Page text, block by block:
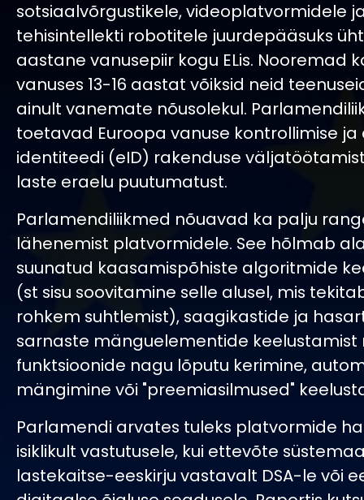
sotsiaalvõrgustikele, videoplatvormidele
tehisintellekti robotitele juurdepääsuks
aastane vanusepiir kogu ELis. Nooremad
vanuses 13-16 aastat võiksid neid
ainult vanemate nõusolekul.
toetavad Euroopa vanuse kontrollimise
identiteedi (eID) rakenduse
laste eraelu puutumatust.
Parlamendiliikmed nõuavad ka palju
lähenemist platvormidele. See hõlmab
suunatud kaasamispõhiste algoritmide
(st sisu soovitamine selle alusel, mis
rohkem suhtlemist), saagikastide ja
sarnaste mänguelementide keelustamist
funktsioonide nagu lõputu kerimine,
mängimine või "preemiasilmused"
Parlamendi arvates tuleks platvormide
isiklikult vastutusele, kui ettevõte
lastekaitse-eeskirju vastavalt DSA-le või